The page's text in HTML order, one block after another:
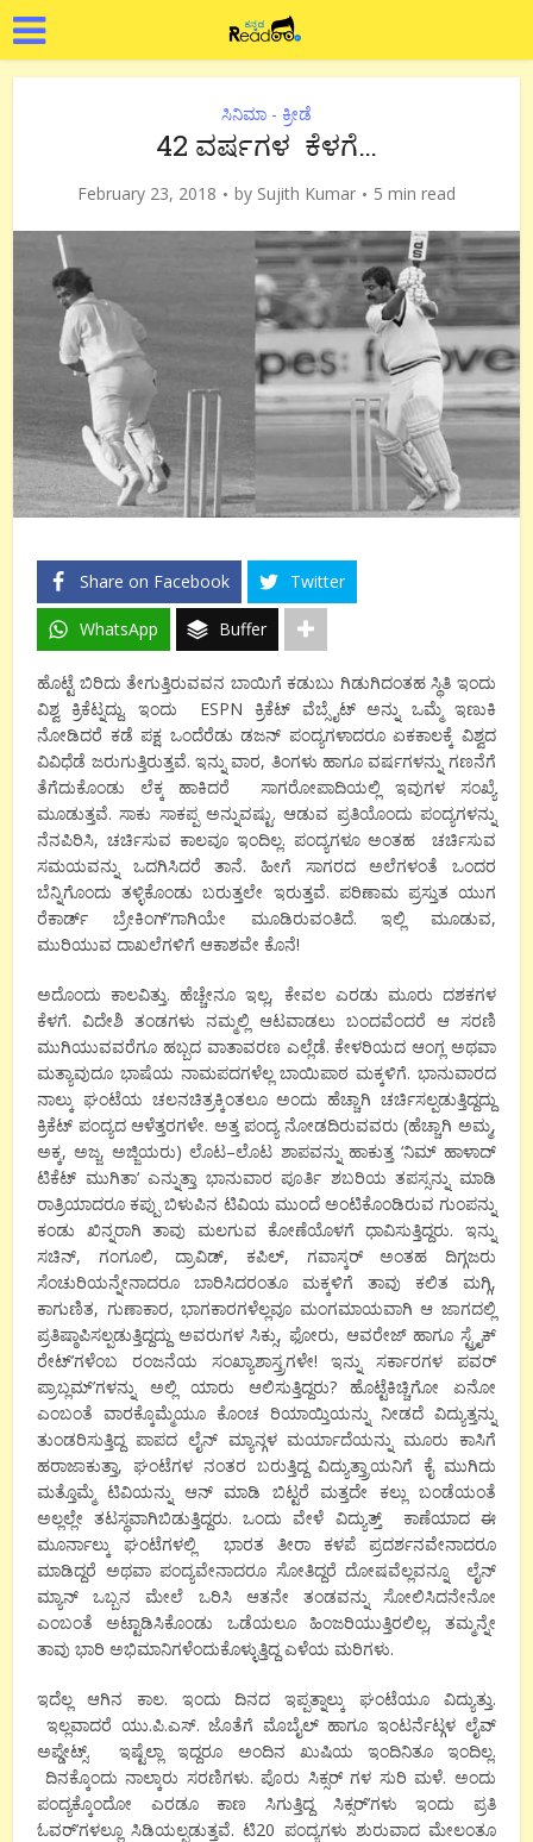
ಸಿನಿಮಾ - ಕ್ರೀಡೆ
42 ವರ್ಷಗಳ ಕೆಳಗೆ…
February 23, 2018 by Sujith Kumar 5 min read
Share on Facebook Twitter
WhatsApp Buffer
ಹೊಟ್ಟೆ ಬಿರಿದು ತೇಗುತ್ತಿರುವವನ ಬಾಯಿಗೆ ಕಡುಬು ಗಿಡುಗಿದಂತಹ ಸ್ಥಿತಿ ಇಂದು
ವಿಶ್ವ ಕ್ರಿಕೆಟ್ನದ್ದು. ಇಂದು
ESPN ಕ್ರಿಕೆಟ್ ವೆಬ್ಸೈಟ್ ಅನ್ನು ಒಮ್ಮೆ ಇಣುಕಿ
ನೋಡಿದರೆ ಕಡೆ ಪಕ್ಷ ಒಂದೆರೆಡು ಡಜನ್ ಪಂದ್ಯಗಳಾದರೂ ಏಕಕಾಲಕ್ಕೆ ವಿಶ್ವದ
ವಿವಿಧೆಡೆ ಜರುಗುತ್ತಿರುತ್ತವೆ. ಇನ್ನು ವಾರ, ತಿಂಗಳು ಹಾಗೂ ವರ್ಷಗಳನ್ನು ಗಣನೆಗೆ
ತೆಗೆದುಕೊಂಡು ಲೆಕ್ಕ ಹಾಕಿದರೆ
ಸಾಗರೋಪಾದಿಯಲ್ಲಿ ಇವುಗಳ ಸಂಖ್ಯೆ
ಮೂಡುತ್ತವೆ. ಸಾಕು ಸಾಕಪ್ಪ ಅನ್ನುವಷ್ಟು. ಆಡುವ ಪ್ರತಿಯೊಂದು ಪಂದ್ಯಗಳನ್ನು
ನೆನಪಿರಿಸಿ, ಚರ್ಚಿಸುವ ಕಾಲವೂ ಇಂದಿಲ್ಲ. ಪಂದ್ಯಗಳೂ ಅಂತಹ
ಚರ್ಚಿಸುವ
ಸಮಯವನ್ನು ಒದಗಿಸಿದರೆ ತಾನೆ.ಹೀಗೆ
ಸಾಗರದ ಅಲೆಗಳಂತೆ ಒಂದರ
ಬೆನ್ನಿಗೊಂದು ತಳ್ಳಿಕೊಂಡು ಬರುತ್ತಲೇ ಇರುತ್ತವೆ. ಪರಿಣಾಮ ಪ್ರಸ್ತುತ ಯುಗ
ರೆಕಾರ್ಡ್ ಬ್ರೇಕಿಂಗ್’ಗಾಗಿಯೇ ಮೂಡಿರುವಂತಿದೆ. ಇಲ್ಲಿ ಮೂಡುವ,
ಮುರಿಯುವ ದಾಖಲೆಗಳಿಗೆ ಆಕಾಶವೇ ಕೊನೆ!
ಅದೊಂದು ಕಾಲವಿತ್ತು. ಹೆಚ್ಚೇನೂ ಇಲ್ಲ, ಕೇವಲ ಎರಡು ಮೂರು ದಶಕಗಳ
ಕೆಳಗೆ. ವಿದೇಶಿ ತಂಡಗಳು ನಮ್ಮಲ್ಲಿ ಆಟವಾಡಲು ಬಂದವೆಂದರೆ ಆ ಸರಣಿ
ಮುಗಿಯುವವರೆಗೂ ಹಬ್ಬದ ವಾತಾವರಣ ಎಲ್ಲೆಡೆ. ಕೇಳರಿಯದ ಆಂಗ್ಲ ಅಥವಾ
ಮತ್ಯಾವುದೂ ಭಾಷೆಯ ನಾಮಪದಗಳೆಲ್ಲ ಬಾಯಿಪಾಠ ಮಕ್ಕಳಿಗೆ. ಭಾನುವಾರದ
ನಾಲ್ಕು ಘಂಟೆಯ ಚಲನಚಿತ್ರಕ್ಕಿಂತಲೂ ಅಂದು ಹೆಚ್ಚಾಗಿ ಚರ್ಚಿಸಲ್ಪಡುತ್ತಿದ್ದದ್ದು
ಕ್ರಿಕೆಟ್ ಪಂದ್ಯದ ಆಳೆತ್ತರಗಳೇ. ಅತ್ತ ಪಂದ್ಯ ನೋಡದಿರುವವರು (ಹೆಚ್ಚಾಗಿ ಅಮ್ಮ,
ಅಕ್ಕ,ಅಜ್ಜ,ಅಜ್ಜಿಯರು) ಲೊಟ–ಲೊಟ ಶಾಪವನ್ನು ಹಾಕುತ್ತ ‘ನಿಮ್ ಹಾಳಾದ್
ಟಿಕೆಟ್ ಮುಗಿತಾ‘ಎನ್ನುತ್ತಾ ಭಾನುವಾರ ಪೂರ್ತಿ ಶಬರಿಯ ತಪಸ್ಸನ್ನು ಮಾಡಿ
ರಾತ್ರಿಯಾದರೂ ಕಪ್ಪು ಬಿಳುಪಿನ ಟಿವಿಯ ಮುಂದೆ ಅಂಟಿಕೊಂಡಿರುವ ಗುಂಪನ್ನು
ಕಂಡು ಖಿನ್ನರಾಗಿ ತಾವು ಮಲಗುವ ಕೋಣೆಯೊಳಗೆ ಧಾವಿಸುತ್ತಿದ್ದರು. ಇನ್ನು
ಸಚಿನ್, ಗಂಗೂಲಿ,ದ್ರಾವಿಡ್,ಕಪಿಲ್, ಗವಾಸ್ಕರ್ ಅಂತಹ ದಿಗ್ಗಜರು
ಸೆಂಚುರಿಯನ್ನೇನಾದರೂ ಬಾರಿಸಿದರಂತೂ ಮಕ್ಕಳಿಗೆ ತಾವು ಕಲಿತ ಮಗ್ಗಿ,
ಕಾಗುಣಿತ, ಗುಣಾಕಾರ, ಭಾಗಕಾರಗಳೆಲ್ಲವೂ ಮಂಗಮಾಯವಾಗಿ ಆ ಜಾಗದಲ್ಲಿ
ಪ್ರತಿಷ್ಠಾಪಿಸಲ್ಪಡುತ್ತಿದ್ದದ್ದು ಅವರುಗಳ ಸಿಕ್ಸು,ಫೋರು, ಆವರೇಜ್ ಹಾಗೂ ಸ್ಟ್ರೈಕ್
ರೇಟ್’ಗಳೆಂಬ ರಂಜನೆಯ ಸಂಖ್ಯಾಶಾಸ್ತ್ರಗಳೇ! ಇನ್ನು ಸರ್ಕಾರಗಳ ಪವರ್
ಪ್ರಾಬ್ಲಮ್’ಗಳನ್ನು ಅಲ್ಲಿ ಯಾರು ಆಲಿಸುತ್ತಿದ್ದರು?ಹೊಟ್ಟೆಕಿಚ್ಚಿಗೋ ಏನೋ
ಎಂಬಂತೆ ವಾರಕ್ಕೊಮ್ಮೆಯೂ ಕೊಂಚ ರಿಯಾಯ್ತಿಯನ್ನು ನೀಡದೆ ವಿದ್ಯುತ್ತನ್ನು
ತುಂಡರಿಸುತ್ತಿದ್ದ ಪಾಪದ ಲೈನ್ ಮ್ಯಾನ್ಗಳ ಮರ್ಯಾದೆಯನ್ನು ಮೂರು ಕಾಸಿಗೆ
ಹರಾಜಾಕುತ್ತಾ, ಘಂಟೆಗಳ ನಂತರ ಬರುತ್ತಿದ್ದ ವಿದ್ಯುತ್ತ್ರಾಯನಿಗೆ ಕೈ ಮುಗಿದು
ಮತ್ತೊಮ್ಮೆ ಟಿವಿಯನ್ನು ಆನ್ ಮಾಡಿ ಬಿಟ್ಟರೆ ಮತ್ತದೇ ಕಲ್ಲು ಬಂಡೆಯಂತೆ
ಅಲ್ಲಲ್ಲೇ ತಟಸ್ಥವಾಗಿಬಿಡುತ್ತಿದ್ದರು. ಒಂದು ವೇಳೆ ವಿದ್ಯುತ್ತ್ ಕಾಣೆಯಾದ ಈ
ಮೂರ್ನಾಲ್ಕು ಘಂಟೆಗಳಲ್ಲಿ ಭಾರತ ತೀರಾ ಕಳಪೆ ಪ್ರದರ್ಶನವೇನಾದರೂ
ಮಾಡಿದ್ದರೆ ಅಥವಾ ಪಂದ್ಯವೇನಾದರೂ ಸೋತಿದ್ದರೆ ದೋಷವೆಲ್ಲವನ್ನೂ
ಲೈನ್
ಮ್ಯಾನ್ ಒಬ್ಬನ ಮೇಲೆ ಒರಿಸಿ
ಆತನೇ ತಂಡವನ್ನು ಸೋಲಿಸಿದನೇನೋ
ಎಂಬಂತೆ ಅಟ್ಟಾಡಿಸಿಕೊಂಡು ಒಡೆಯಲೂ ಹಿಂಜರಿಯುತ್ತಿರಲಿಲ್ಲ, ತಮ್ಮನ್ನೇ
ತಾವು ಭಾರಿ ಅಭಿಮಾನಿಗಳೆಂದುಕೊಳ್ಳುತ್ತಿದ್ದ ಎಳೆಯ ಮರಿಗಳು.
ಇದೆಲ್ಲ ಆಗಿನ ಕಾಲ. ಇಂದು ದಿನದ ಇಪ್ಪತ್ನಾಲ್ಕು ಘಂಟೆಯೂ ವಿದ್ಯುತ್ತು.
ಇಲ್ಲವಾದರೆ ಯು.ಪಿ.ಎಸ್. ಜೊತೆಗೆ ಮೊಬೈಲ್ ಹಾಗೂ ಇಂಟರ್ನೆಟ್ಗಳ ಲೈವ್
ಅಪ್ಡೇಟ್ಸ್. ಇಷ್ಟೆಲ್ಲಾ ಇದ್ದರೂ ಅಂದಿನ ಖುಷಿಯ ಇಂದಿನಿತೂ ಇಂದಿಲ್ಲ.
ದಿನಕ್ಕೊಂದು ನಾಲ್ಕಾರು ಸರಣಿಗಳು. ಪೊರು ಸಿಕ್ಸರ್ ಗಳ ಸುರಿ ಮಳೆ. ಅಂದು
ಪಂದ್ಯಕ್ಕೊಂದೋ ಎರಡೂ ಕಾಣ ಸಿಗುತ್ತಿದ್ದ ಸಿಕ್ಸರ್’ಗಳು ಇಂದು ಪ್ರತಿ
ಓವರ್’ಗಳಲ್ಲೂ ಸಿಡಿಯಲ್ಪಡುತ್ತವೆ. ಟಿ20 ಪಂದ್ಯಗಳು ಶುರುವಾದ ಮೇಲಂತೂ